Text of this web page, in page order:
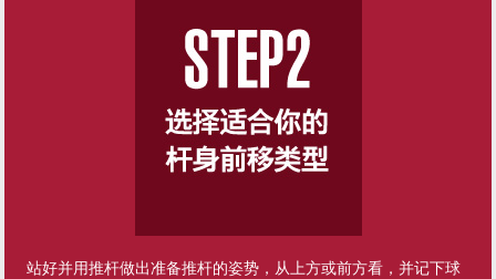
站好并用推杆做出准备推杆的姿势，从上方或前方看，并记下球